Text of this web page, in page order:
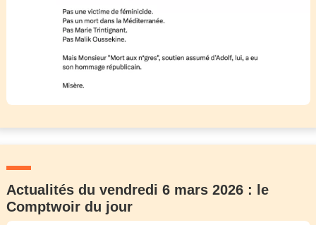
Actualités du vendredi 6 mars 2026 : le
Comptwoir du jour